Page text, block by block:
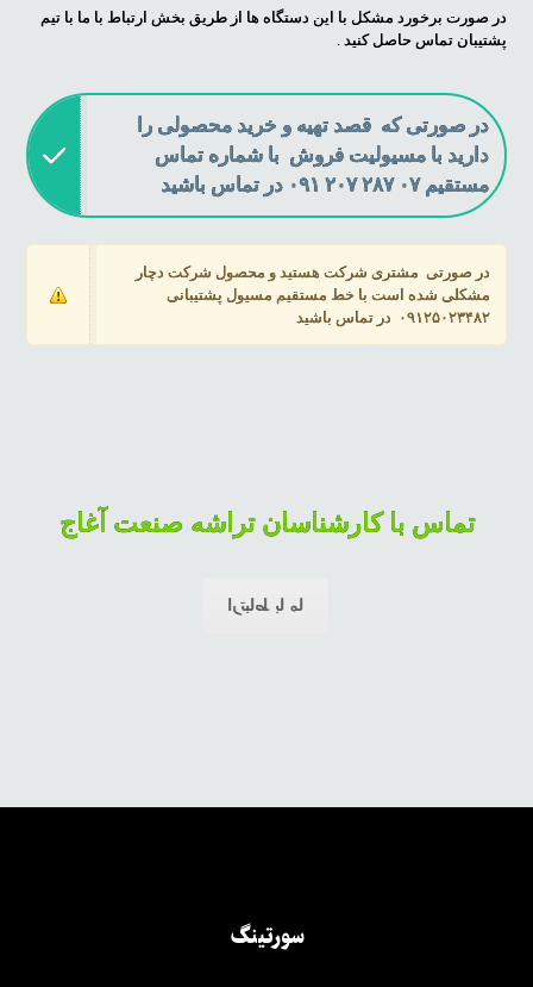
در صورت برخورد مشکل با این دستگاه ها از طریق بخش ارتباط با ما با تیم
پشتیبان تماس حاصل کنید .
در صورتی که قصد تهیه و خرید محصولی را
دارید با مسیولیت فروش با شماره تماس
مستقیم ۰۷ ۲۸۷ ۲۰۷ ۰۹۱ در تماس باشید
در صورتی مشتری شرکت هستید و محصول شرکت دچار
مشکلی شده است با خط مستقیم مسیول پشتیبانی
۰۹۱۲۵۰۲۳۴۸۲ در تماس باشید
تماس با کارشناسان تراشه صنعت آغاج
های اداری از ساعت ۹ صبح تا ۴ بعد از ظهر به صورت تلفنی و در
سایر مواقع به صورت انلاین پاسخگوی شما خواهند بود
ارتباط با ما
سورتینگ